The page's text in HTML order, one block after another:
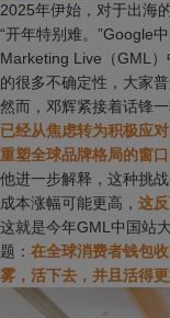
2025年伊始，对于出海
“开年特别难。”Google
Marketing Live（GML
的很多不确定性，大家
然而，邓辉紧接着话锋
已经从焦虑转为积极应
重塑全球品牌格局的窗
他进一步解释，这种挑
成本涨幅可能更高， 这
这就是今年GML中国站
题： 在全球消费者钱包
雾，活下去，并且活得更